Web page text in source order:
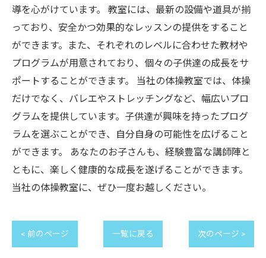
導を心がけています。 教室には、最新の設備や道具が揃
っており、安全かつ効果的なレッスンの提供をすること
ができます。また、それぞれのレベルに合わせた教材や
プログラムが用意されており、個々の子供達の成長をサ
ポートすることができます。 当社の体操教室では、体操
だけでなく、バレエやストレッチングなど、幅広いプロ
グラムを提供しています。子供達が興味を持ったプログ
ラムを選ぶことができ、自分自身の可能性を広げること
ができます。 あなたのお子さんも、経験豊富な講師陣と
ともに、楽しく健康的な成長を遂げることができます。
当社の体操教室に、ぜひ一度お越しください。
< 前のページ 一覧に戻る 次のページ >